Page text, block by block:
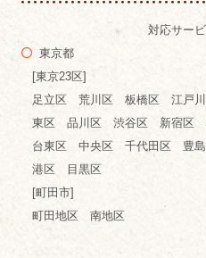
対応サー
東京都
[東京23区]
足立区 荒川区 板橋区 江戸
東区 品川区 渋谷区 新宿区
台東区 中央区 千代田区 豊
港区 目黒区
[町田市]
町田地区 南地区